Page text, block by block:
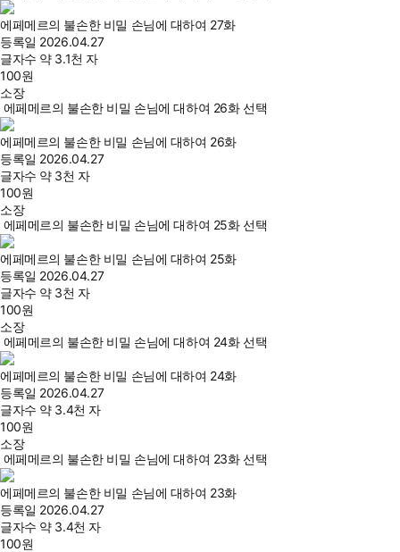
에페메르의 불손한 비밀 손님에 대하여 27화
등록일 2026.04.27
글자수 약 3.1천 자
100원
소장
에페메르의 불손한 비밀 손님에 대하여 26화 선택
에페메르의 불손한 비밀 손님에 대하여 26화
등록일 2026.04.27
글자수 약 3천 자
100원
소장
에페메르의 불손한 비밀 손님에 대하여 25화 선택
에페메르의 불손한 비밀 손님에 대하여 25화
등록일 2026.04.27
글자수 약 3천 자
100원
소장
에페메르의 불손한 비밀 손님에 대하여 24화 선택
에페메르의 불손한 비밀 손님에 대하여 24화
등록일 2026.04.27
글자수 약 3.4천 자
100원
소장
에페메르의 불손한 비밀 손님에 대하여 23화 선택
에페메르의 불손한 비밀 손님에 대하여 23화
등록일 2026.04.27
글자수 약 3.4천 자
100원